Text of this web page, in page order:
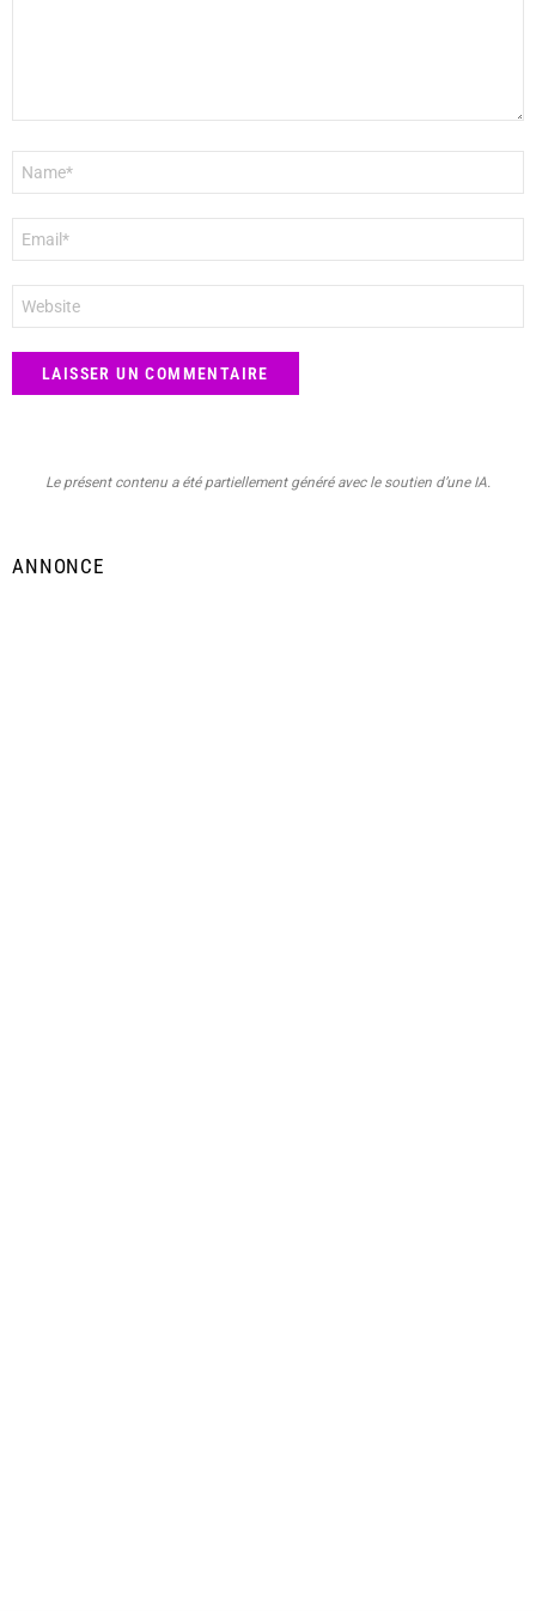
mail
*
web
Le présent contenu a été partiellement généré avec le soutien d’une IA.
ANNONCE